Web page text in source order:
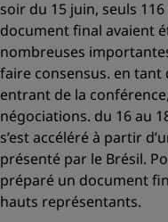
soir du 15 juin, seuls
document final avaient
nombreuses
faire consensus. en
entrant de la
négociations. du 16 au
s’est accéléré à partir
présenté par le Brésil.
préparé un document
hauts représentants.